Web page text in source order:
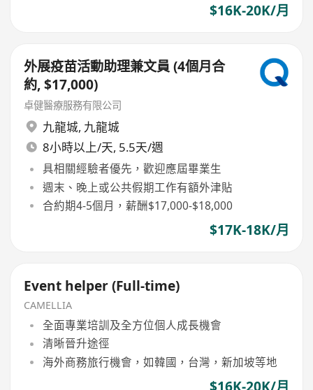
$16K-20K/月
外展疫苗活動助理兼文員 (4個月合
約, $17,000)
卓健醫療服務有限公司
九龍城, 九龍城
8小時以上/天, 5.5天/週
具相關經驗者優先，歡迎應屆畢業生
週末、晚上或公共假期工作有額外津貼
合約期4-5個月，薪酬$17,000-$18,000
$17K-18K/月
Event helper (Full-time)
CAMELLIA
全面專業培訓及全方位個人成長機會
清晰晉升途徑
海外商務旅行機會，如韓國，台灣，新加坡等地